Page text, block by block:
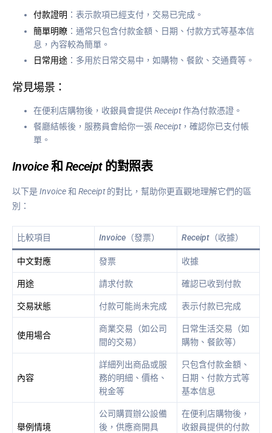
付款證明 ：表示款項已經支付，交易已完成。
簡單明瞭 ：通常只包含付款金額、日期、付款方式等基本信
息，內容較為簡單。
日常用途 ：多用於日常交易中，如購物、餐飲、交通費等。
常見場景：
在便利店購物後，收銀員會提供Receipt作為付款憑證。
餐廳結帳後，服務員會給你一張Receipt，確認你已支付帳
單。
Invoice和 Receipt的對照表
以下是Invoice和 Receipt的對比，幫助你更直觀地理解它們的區
別：
比較項目 Invoice （發票） Receipt （收據）
中文對應 發票 收據
用途 請求付款 確認已收到付款
交易狀態 付款可能尚未完成 表示付款已完成
使用場合
商業交易（如公司
間的交易）
日常生活交易（如
購物、餐飲等）
內容
詳細列出商品或服
務的明細、價格、
稅金等
只包含付款金額、
日期、付款方式等
基本信息
舉例情境
公司購買辦公設備
後，供應商開具
在便利店購物後，
收銀員提供的付款